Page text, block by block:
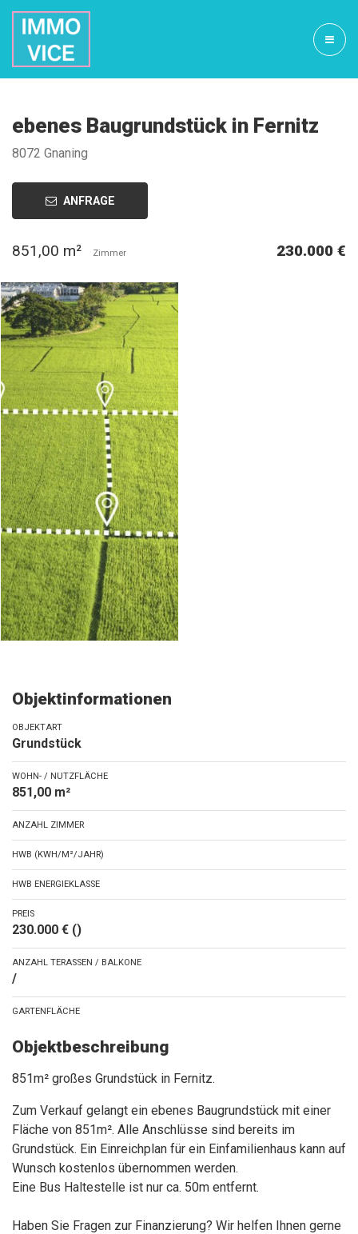
ebenes Baugrundstück in Fernitz
8072 Gnaning
ANFRAGE
851,00 m² Zimmer 230.000 €
Objektinformationen
OBJEKTART
Grundstück
WOHN- / NUTZFLÄCHE
851,00 m²
ANZAHL ZIMMER
HWB (KWH/M²/JAHR)
HWB ENERGIEKLASSE
PREIS
230.000 € ()
ANZAHL TERASSEN / BALKONE
/
GARTENFLÄCHE
Objektbeschreibung
851m² großes Grundstück in Fernitz.
Zum Verkauf gelangt ein ebenes Baugrundstück mit einer
Fläche von 851m². Alle Anschlüsse sind bereits im
Grundstück. Ein Einreichplan für ein Einfamilienhaus kann auf
Wunsch kostenlos übernommen werden.
Eine Bus Haltestelle ist nur ca. 50m entfernt.
Haben Sie Fragen zur Finanzierung? Wir helfen Ihnen gerne